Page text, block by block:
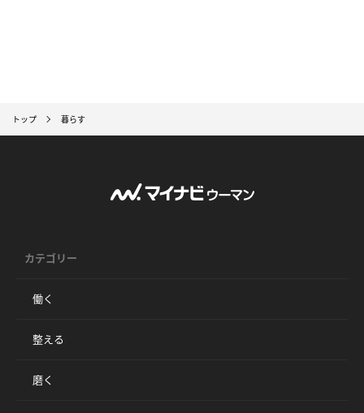
トップ 暮らす
カテゴリー
働く
整える
磨く